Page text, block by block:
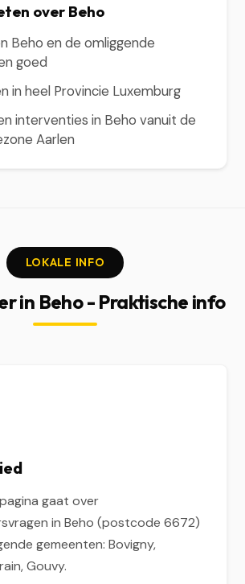
over Beho
Beho en de omliggende
goed
in heel Provincie Luxemburg
interventies in Beho vanuit de
Aarlen
LOKALE INFO
in Beho - Praktische info
gaat over
in Beho (postcode 6672)
gemeenten: Bovigny,
Gouvy.